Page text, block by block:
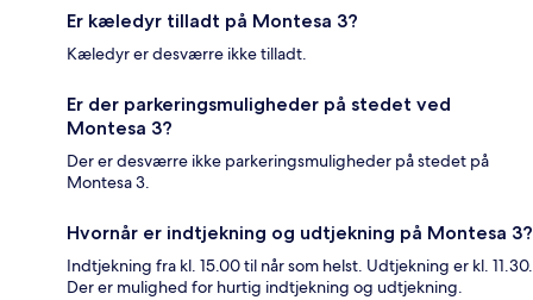
Er kæledyr tilladt på Montesa 3?
Kæledyr er desværre ikke tilladt.
Er der parkeringsmuligheder på stedet ved
Montesa 3?
Der er desværre ikke parkeringsmuligheder på stedet på
Montesa 3.
Hvornår er indtjekning og udtjekning på Montesa 3?
Indtjekning fra kl. 15.00 til når som helst. Udtjekning er kl. 11.30.
Der er mulighed for hurtig indtjekning og udtjekning.